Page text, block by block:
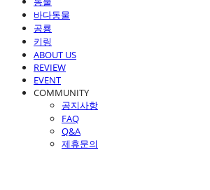
바다동물
공룡
키링
ABOUT US
REVIEW
EVENT
COMMUNITY
공지사항
FAQ
Q&A
제휴문의